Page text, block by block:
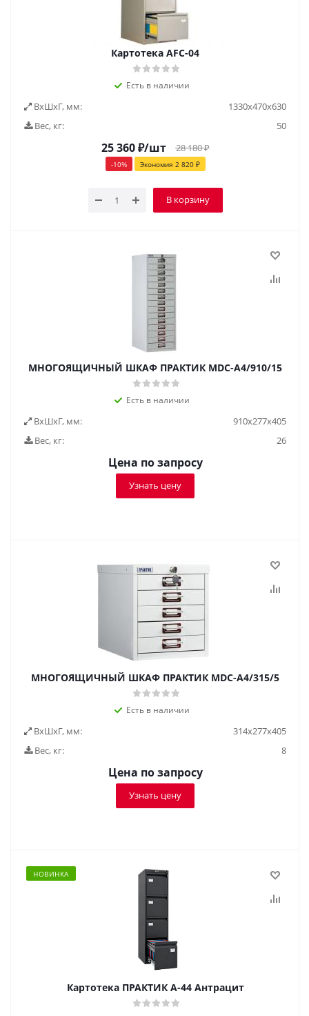
Картотека AFC-04
Есть в наличии
ВxШxГ, мм:
1330х470х630
Вес, кг:
50
25 360₽/шт 28 180₽
-10% Экономия 2 820₽
В корзину
МНОГОЯЩИЧНЫЙ ШКАФ ПРАКТИК MDC-A4/910/15
Есть в наличии
ВxШxГ, мм:
910x277x405
Вес, кг:
26
Цена по запросу
Узнать цену
МНОГОЯЩИЧНЫЙ ШКАФ ПРАКТИК MDC-A4/315/5
Есть в наличии
ВxШxГ, мм:
314x277x405
Вес, кг:
8
Цена по запросу
Узнать цену
НОВИНКА
Картотека ПРАКТИК А-44 Антрацит